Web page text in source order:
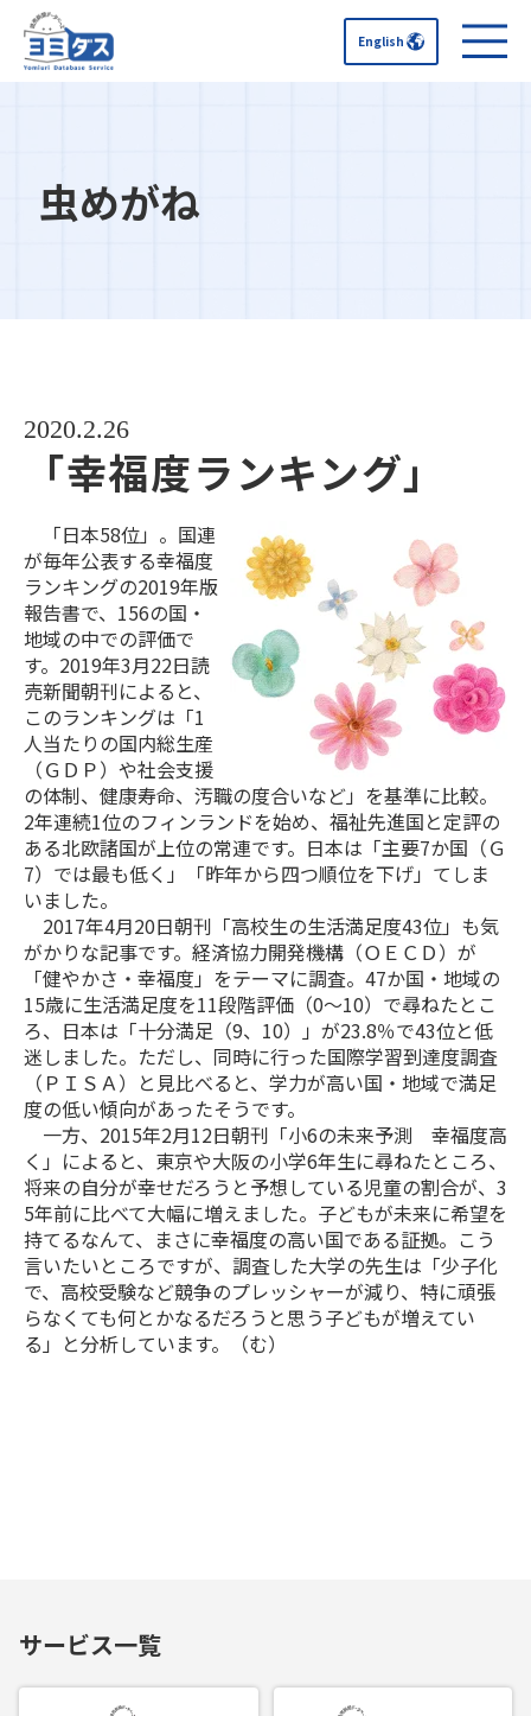
English
虫めがね
2020.2.26
「幸福度ランキング」
「日本58位」。国連
が毎年公表する幸福度
ランキングの2019年版
報告書で、156の国・
地域の中での評価で
す。2019年3月22日読
売新聞朝刊によると、
このランキングは「1
人当たりの国内総生産
（ＧＤＰ）や社会支援
の体制、健康寿命、汚職の度合いなど」を基準に比較。
2年連続1位のフィンランドを始め、福祉先進国と定評の
ある北欧諸国が上位の常連です。日本は「主要7か国（Ｇ
7）では最も低く」「昨年から四つ順位を下げ」てしま
いました。
2017年4月20日朝刊「高校生の生活満足度43位」も気
がかりな記事です。経済協力開発機構（ＯＥＣＤ）が
「健やかさ・幸福度」をテーマに調査。47か国・地域の
15歳に生活満足度を11段階評価（0～10）で尋ねたとこ
ろ、日本は「十分満足（9、10）」が23.8％で43位と低
迷しました。ただし、同時に行った国際学習到達度調査
（ＰＩＳＡ）と見比べると、学力が高い国・地域で満足
度の低い傾向があったそうです。
一方、2015年2月12日朝刊「小6の未来予測 幸福度高
く」によると、東京や大阪の小学6年生に尋ねたところ、
将来の自分が幸せだろうと予想している児童の割合が、3
5年前に比べて大幅に増えました。子どもが未来に希望を
持てるなんて、まさに幸福度の高い国である証拠。こう
言いたいところですが、調査した大学の先生は「少子化
で、高校受験など競争のプレッシャーが減り、特に頑張
らなくても何とかなるだろうと思う子どもが増えてい
る」と分析しています。（む）
サービス一覧